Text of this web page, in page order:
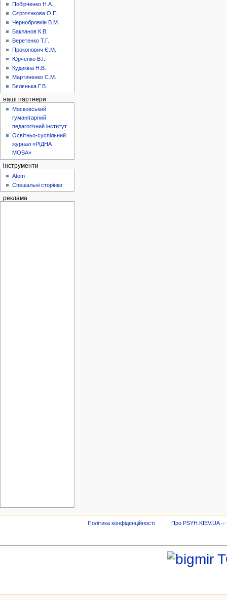
Побірченко Н.А.
Сєргєєнкова О.П.
Чернобровкін В.М.
Бакланов К.В.
Веретенко Т.Г.
Прокопович Є.М.
Юрченко В.І.
Кудикіна Н.В.
Мартиненко С.М.
Бєлєнька Г.В.
наші партнери
Московський
гуманітарний
педагогічний інститут
Освітньо-суспільний
журнал «РІДНА
МОВА»
інструменти
Atom
Спеціальні сторінки
реклама
Політика конфіденційності Про PSYH.KIEV.UA --